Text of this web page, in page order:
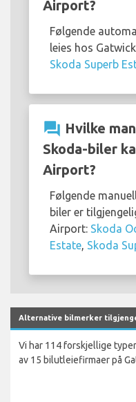
Airport?
Følgende
leies hos
Skoda Superb
question_answer Hvilke
Skoda-biler
Airport?
Følgende
biler er
Airport: Skoda
Estate Skoda
Alternative bilmerker
Vi har 114 forskjellige
av 15 bilutleiefirmaer på